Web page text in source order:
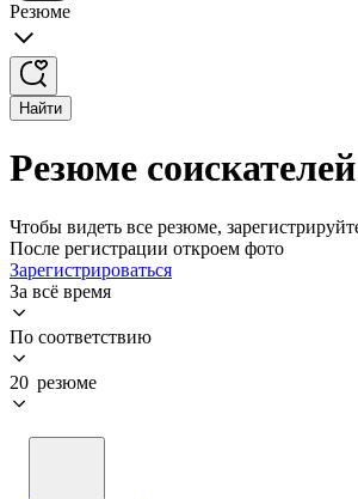
Резюме
Найти
Резюме
Чтобы видеть все резюме,
После регистрации откроем фото
Зарегистрироваться
За всё время
По соответствию
20 резюме